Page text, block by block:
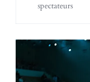
spectateurs